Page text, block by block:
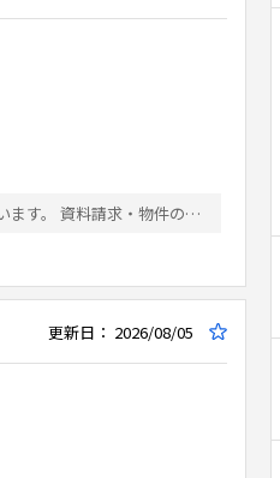
★‐利回り12％-★ 物件情報を閲覧頂きまして、誠にありがとうございます。 資料請求・物件の詳細などお気軽にお問い合わせ下さいませ。 ●個別相談会随時受付中 お探し段階のレベルを問わず、融資相談・税務相談・法人化検討など、 無料で行っております。お気軽にご相談下さい。 ●非公開物件 広告できない非公開の物件が多数ございます。 ●分譲ソーラーも取り扱っております。
更新日： 2026/08/05